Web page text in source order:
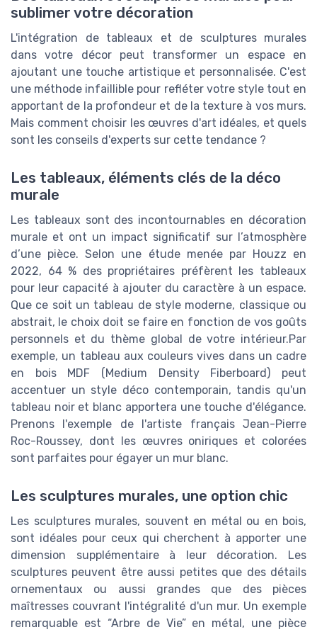
sublimer votre décoration
L'intégration de tableaux et de sculptures murales
dans votre décor peut transformer un espace en
ajoutant une touche artistique et personnalisée. C'est
une méthode infaillible pour refléter votre style tout en
apportant de la profondeur et de la texture à vos murs.
Mais comment choisir les œuvres d'art idéales, et quels
sont les conseils d'experts sur cette tendance ?
Les tableaux, éléments clés de la déco
murale
Les tableaux sont des incontournables en décoration
murale et ont un impact significatif sur l’atmosphère
d’une pièce. Selon une étude menée par Houzz en
2022, 64 % des propriétaires préfèrent les tableaux
pour leur capacité à ajouter du caractère à un espace.
Que ce soit un tableau de style moderne, classique ou
abstrait, le choix doit se faire en fonction de vos goûts
personnels et du thème global de votre intérieur.Par
exemple, un tableau aux couleurs vives dans un cadre
en bois MDF (Medium Density Fiberboard) peut
accentuer un style déco contemporain, tandis qu'un
tableau noir et blanc apportera une touche d'élégance.
Prenons l'exemple de l'artiste français Jean-Pierre
Roc-Roussey, dont les œuvres oniriques et colorées
sont parfaites pour égayer un mur blanc.
Les sculptures murales, une option chic
Les sculptures murales, souvent en métal ou en bois,
sont idéales pour ceux qui cherchent à apporter une
dimension supplémentaire à leur décoration. Les
sculptures peuvent être aussi petites que des détails
ornementaux ou aussi grandes que des pièces
maîtresses couvrant l'intégralité d'un mur. Un exemple
remarquable est “Arbre de Vie” en métal, une pièce